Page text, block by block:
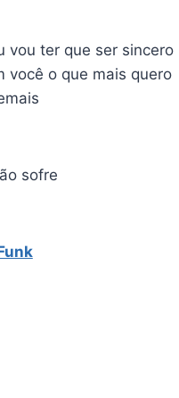
vou ter que ser sincero
você o que mais quero
sofre